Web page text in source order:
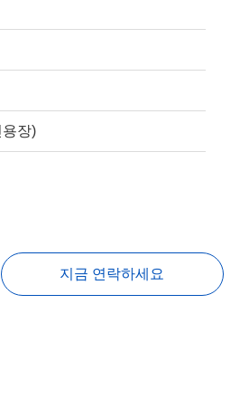
장)
지금 연락하세요